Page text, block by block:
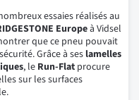
essaies réalisés au
Europeà Vidsel
que ce pneu pouvait
Grâce à ses lamelles
, le Run-Flat procure
sur les surfaces